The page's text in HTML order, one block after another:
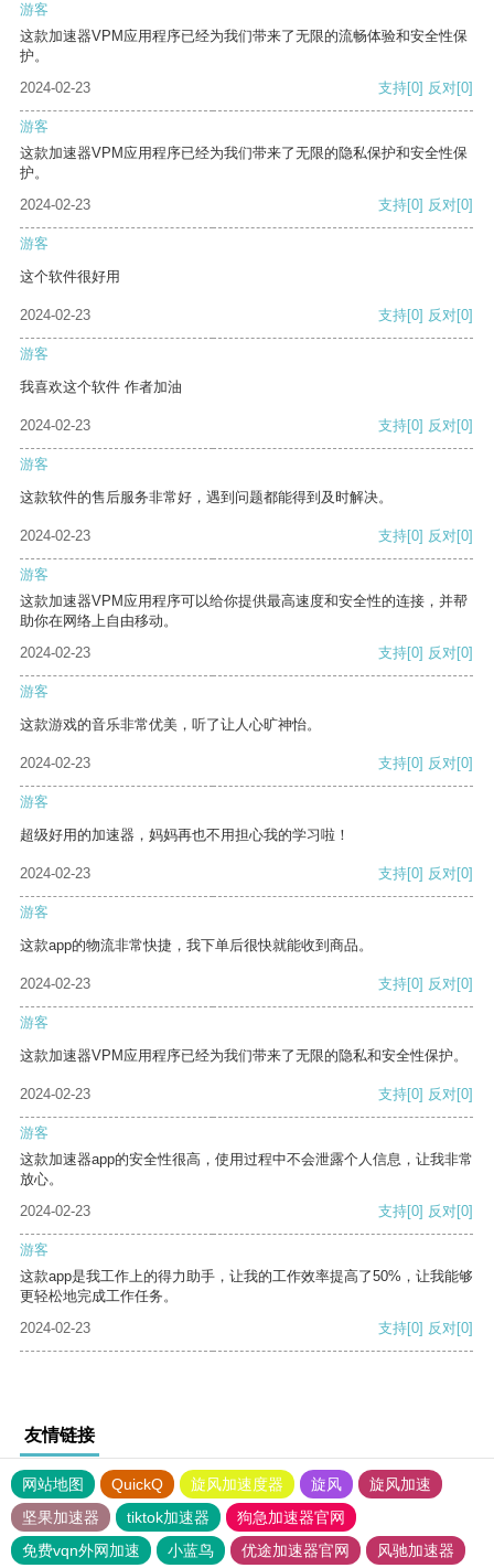
游客
这款加速器VPM应用程序已经为我们带来了无限的流畅体验和安全性保
护。
2024-02-23
支持[0] 反对[0]
游客
这款加速器VPM应用程序已经为我们带来了无限的隐私保护和安全性保
护。
2024-02-23
支持[0] 反对[0]
游客
这个软件很好用
2024-02-23 支持[0] 反对[0]
游客
我喜欢这个软件 作者加油
2024-02-23 支持[0] 反对[0]
游客
这款软件的售后服务非常好，遇到问题都能得到及时解决。
2024-02-23 支持[0] 反对[0]
游客
这款加速器VPM应用程序可以给你提供最高速度和安全性的连接，并帮
助你在网络上自由移动。
2024-02-23
支持[0] 反对[0]
游客
这款游戏的音乐非常优美，听了让人心旷神怡。
2024-02-23 支持[0] 反对[0]
游客
超级好用的加速器，妈妈再也不用担心我的学习啦！
2024-02-23 支持[0] 反对[0]
游客
这款app的物流非常快捷，我下单后很快就能收到商品。
2024-02-23 支持[0] 反对[0]
游客
这款加速器VPM应用程序已经为我们带来了无限的隐私和安全性保护。
2024-02-23 支持[0] 反对[0]
游客
这款加速器app的安全性很高，使用过程中不会泄露个人信息，让我非常
放心。
2024-02-23
支持[0] 反对[0]
游客
这款app是我工作上的得力助手，让我的工作效率提高了50%，让我能够
更轻松地完成工作任务。
2024-02-23
支持[0] 反对[0]
友情链接
网站地图 QuickQ 旋风加速度器 旋风
旋风加速
坚果加速器
tiktok加速器
狗急加速器官网
免费vqn外网加速
小蓝鸟 优途加速器官网 风驰加速器